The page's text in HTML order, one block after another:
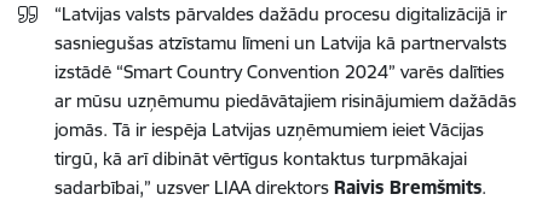
“Latvijas valsts pārvaldes dažādu procesu digitalizācijā ir
sasniegušas atzīstamu līmeni un Latvija kā partnervalsts
izstādē “Smart Country Convention 2024” varēs dalīties
ar mūsu uzņēmumu piedāvātajiem risinājumiem dažādās
jomās. Tā ir iespēja Latvijas uzņēmumiem ieiet Vācijas
tirgū, kā arī dibināt vērtīgus kontaktus turpmākajai
sadarbībai,” uzsver LIAA direktors Raivis Bremšmits.